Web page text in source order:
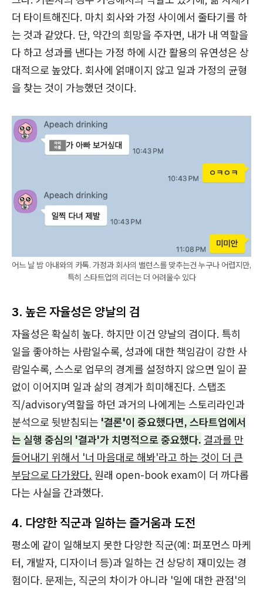
더 타이트해진다. 마치 회사와 가정 사이에서 줄타기를 하
는 것과 같았다. 단, 약간의 희망을 주자면, 내가 내 역할을
다 하고 성과를 낸다는 가정 하에 시간 활용의 유연성은 상
대적으로 높았다. 회사에 얽매이지 않고 일과 가정의 균형
을 찾는 것이 가능했던 것이다.
어느 날 밤 아내와의 카톡. 가정과 회사의 밸런스를 맞추는건 누구나 어렵지만,
특히 스타트업의 리더는 더 어려울수 있다
3. 높은 자율성은 양날의 검
자율성은 확실히 높다. 하지만 이건 양날의 검이다. 특히
일을 좋아하는 사람일수록, 성과에 대한 책임감이 강한 사
람일수록, 스스로 업무의 경계를 설정하지 않으면 일이 끝
없이 이어지며 일과 삶의 경계가 희미해진다. 스탭조
직/advisory역할을 하던 과거의 나에게는 스토리라인과
분석으로 뒷받침되는 '결론'이 중요했다면, 스타트업에서
는 실행 중심의 '결과'가 치명적으로 중요했다. 결과를 만
들어내기 위해서 '너 마음대로 해봐'라고 하는 것이 더 큰
부담으로 다가왔다. 원래 open-book exam이 더 까다롭
다는 사실을 간과했다.
4. 다양한 직군과 일하는 즐거움과 도전
평소에 같이 일해보지 못한 다양한 직군(예: 퍼포먼스 마케
터, 개발자, 디자이너 등)과 일하는 건 상당히 재미있는 경
험이다. 문제는, 직군의 차이가 아니라 '일에 대한 관점'의